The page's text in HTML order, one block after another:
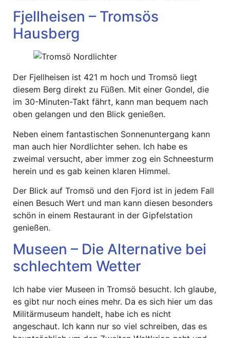
Fjellheisen – Tromsös
Hausberg
Der Fjellheisen ist 421 m hoch und Tromsö liegt
diesem Berg direkt zu Füßen. Mit einer Gondel, die
im 30-Minuten-Takt fährt, kann man bequem nach
oben gelangen und den Blick genießen.
Neben einem fantastischen Sonnenuntergang kann
man auch hier Nordlichter sehen. Ich habe es
zweimal versucht, aber immer zog ein Schneesturm
herein und es gab keinen klaren Himmel.
Der Blick auf Tromsö und den Fjord ist in jedem Fall
einen Besuch Wert und man kann diesen besonders
schön in einem Restaurant in der Gipfelstation
genießen.
Museen – Die Alternative bei
schlechtem Wetter
Ich habe vier Museen in Tromsö besucht. Ich glaube,
es gibt nur noch eines mehr. Da es sich hier um das
Militärmuseum handelt, habe ich es nicht
angeschaut. Ich kann nur so viel schreiben, das es